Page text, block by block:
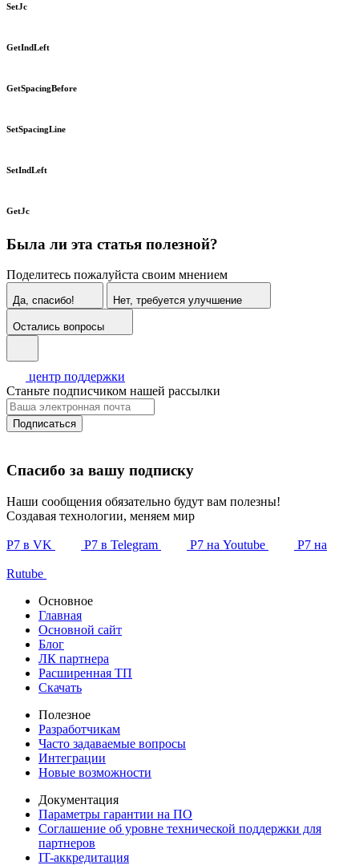
SetJc
GetIndLeft
GetSpacingBefore
SetSpacingLine
SetIndLeft
GetJc
Была ли эта статья полезной?
Поделитесь пожалуйста своим мнением
Да, спасибо! Нет, требуется улучшение
Остались вопросы
центр поддержки
Станьте подписчиком нашей рассылки
Подписаться
Спасибо за вашу подписку
Наши сообщения обязательно будут вам полезны!
Создавая технологии, меняем мир
Р7 в VK Р7 в Telegram Р7 на Youtube Р7 на
Rutube
Основное
Главная
Основной сайт
Блог
ЛК партнера
Расширенная ТП
Скачать
Полезное
Разработчикам
Часто задаваемые вопросы
Интеграции
Новые возможности
Документация
Параметры гарантии на ПО
Соглашение об уровне технической поддержки для
партнеров
IT-аккредитация